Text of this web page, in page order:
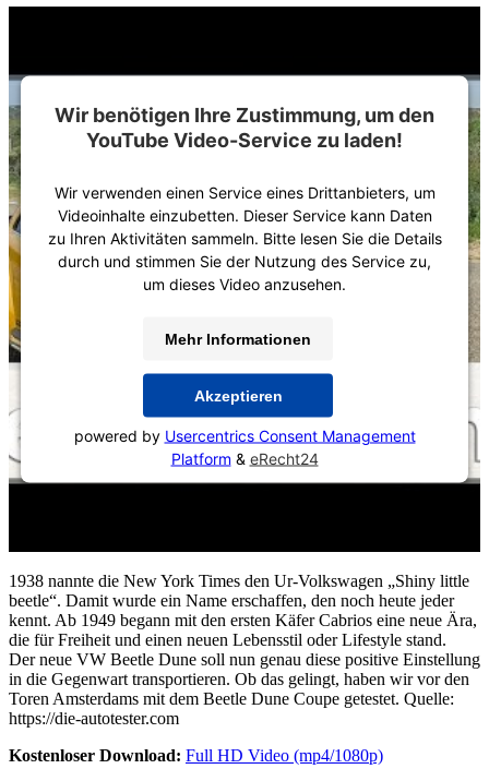
Wir benötigen Ihre Zustimmung, um den
YouTube Video-Service zu laden!
Wir verwenden einen Service eines Drittanbieters, um
Videoinhalte einzubetten. Dieser Service kann Daten
zu Ihren Aktivitäten sammeln. Bitte lesen Sie die Details
durch und stimmen Sie der Nutzung des Service zu,
um dieses Video anzusehen.
Mehr Informationen
Akzeptieren
powered by Usercentrics Consent Management
Platform & eRecht24
1938 nannte die New York Times den Ur-Volkswagen „Shiny little
beetle“. Damit wurde ein Name erschaffen, den noch heute jeder
kennt. Ab 1949 begann mit den ersten Käfer Cabrios eine neue Ära,
die für Freiheit und einen neuen Lebensstil oder Lifestyle stand.
Der neue VW Beetle Dune soll nun genau diese positive Einstellung
in die Gegenwart transportieren. Ob das gelingt, haben wir vor den
Toren Amsterdams mit dem Beetle Dune Coupe getestet. Quelle:
https://die-autotester.com
Kostenloser Download: Full HD Video (mp4/1080p)